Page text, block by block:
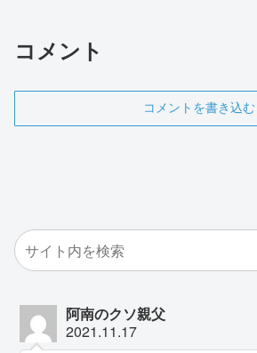
コメント
コメントを書き込む
阿南のクソ親父
2021.11.17